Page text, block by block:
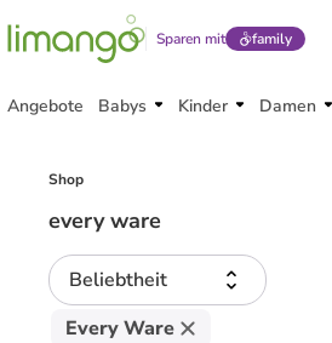
Sparen mit family
Angebote Babys Kinder Damen
Shop
every ware
Beliebtheit
Every Ware